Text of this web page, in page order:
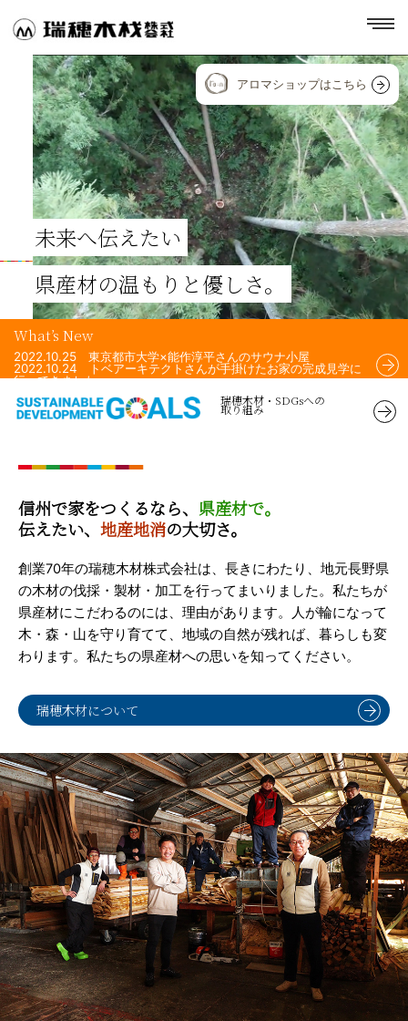
未来へ伝えたい
県産材の温もりと優しさ。
アロマショップはこちら
What’s New
2022.10.25 東京都市大学×能作淳平さんのサウナ小屋
2022.10.24 トベアーキテクトさんが手掛けたお家の完成見学に
行ってきました。
2022.10.24 Airchi Airsさんが手掛けた住宅のフェンスに、瑞穂
木材の杉材を使用して頂きました！
瑞穂木材・SDGsへの
取り組み
信州で家をつくるなら、 県産材で。
伝えたい、 地産地消の大切さ。
創業70年の瑞穂木材株式会社は、長きにわたり、地元長野県
の木材の伐採・製材・加工を行ってまいりました。私たちが
県産材にこだわるのには、理由があります。人が輪になって
木・森・山を守り育てて、地域の自然が残れば、暮らしも変
わります。私たちの県産材への思いを知ってください。
瑞穂木材について